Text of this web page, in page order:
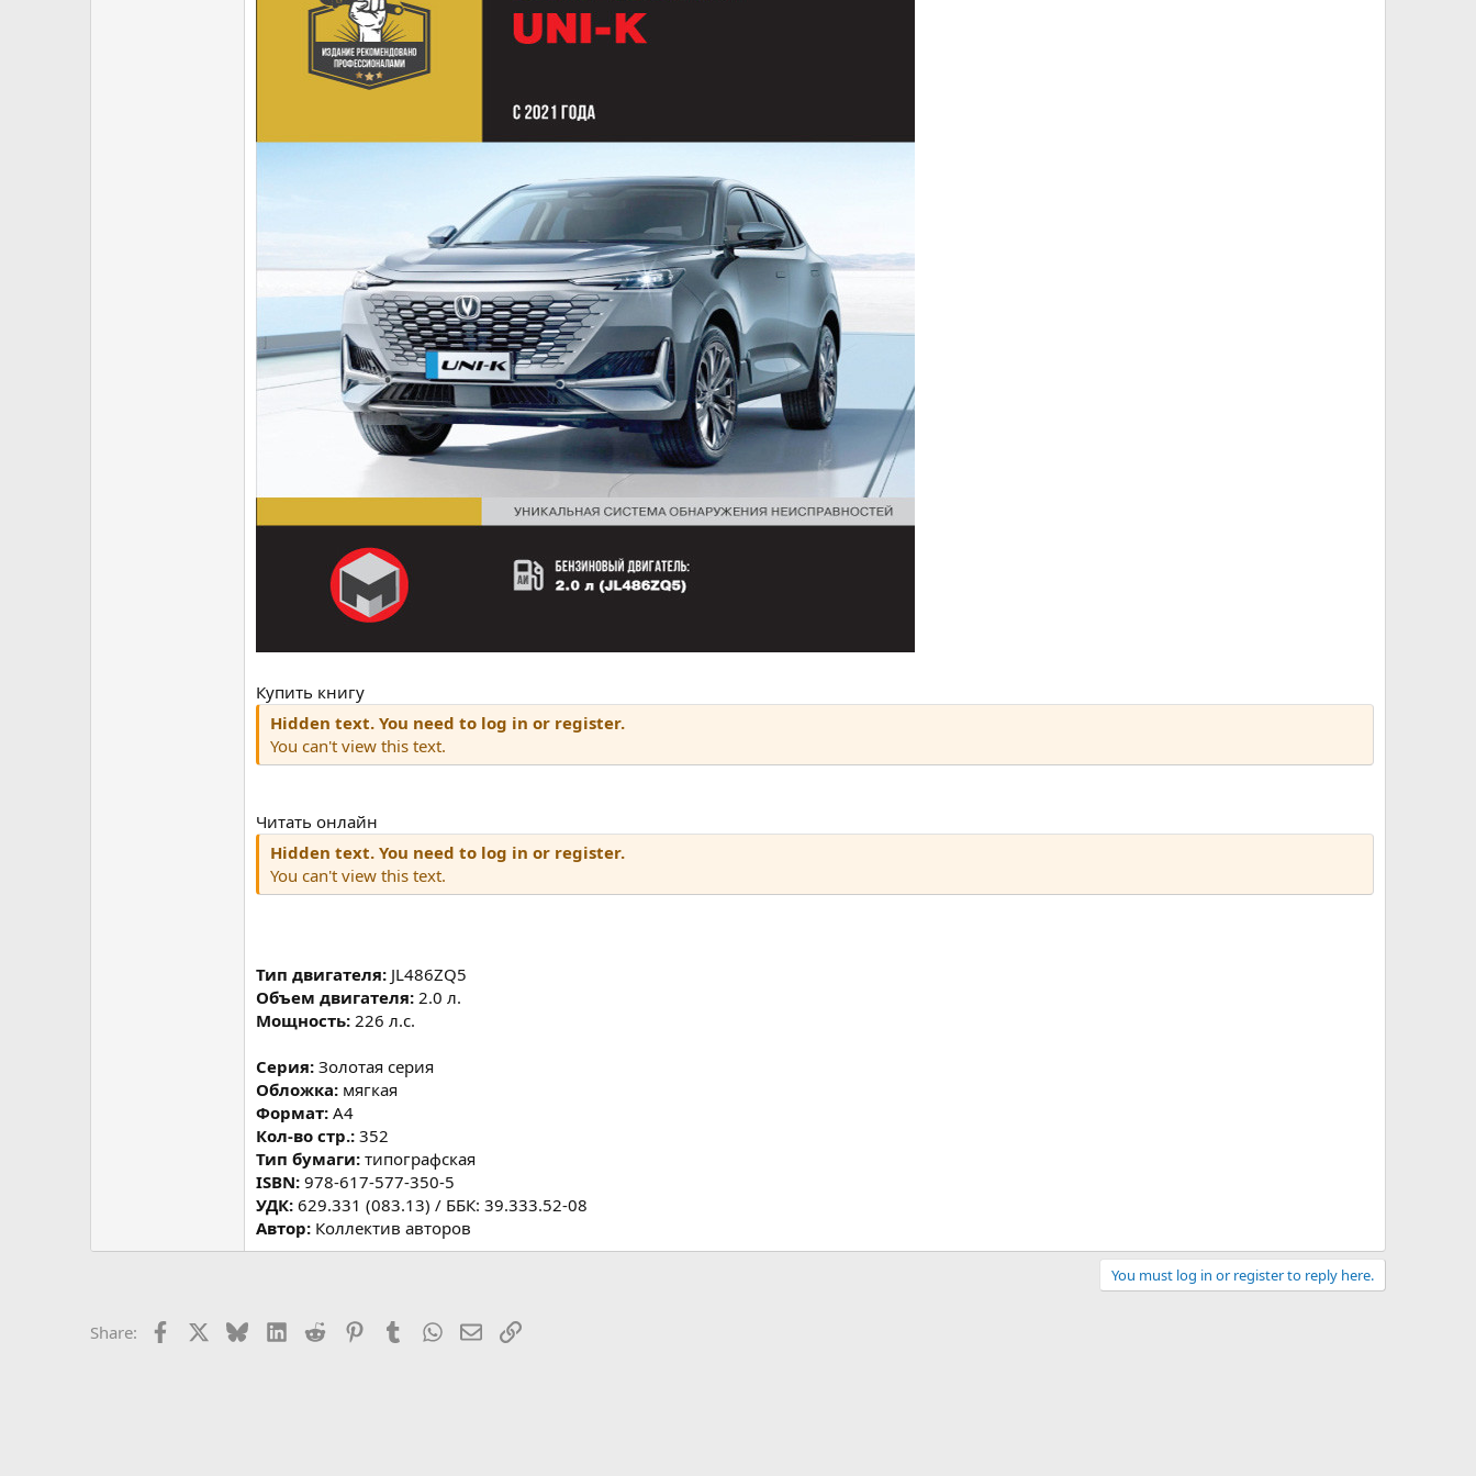
Купить книгу
Hidden text. You need to log in or register.
You can't view this text.
Читать онлайн
Hidden text. You need to log in or register.
You can't view this text.
Тип двигателя: JL486ZQ5
Объем двигателя: 2.0 л.
Мощность: 226 л.с.
Серия: Золотая серия
Обложка: мягкая
Формат: A4
Кол-во стр.: 352
Тип бумаги: типографская
ISBN: 978-617-577-350-5
УДК: 629.331 (083.13) / ББК: 39.333.52-08
Автор: Коллектив авторов
You must log in or register to reply here.
Share: Facebook BlueskyLinkedIn
Reddit PinterestTumblrWhatsApp
EmailLink